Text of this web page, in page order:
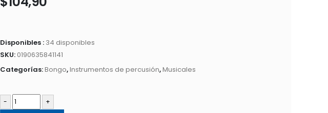
Disponibles : 34 disponibles
SKU: 0190635841141
Categorías:Bongo,Instrumentos de percusión,Musicales
-
+